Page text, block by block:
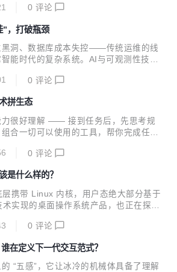
著降本。从运维经济学出发，将评估...
高度自治的运维阶段是一个或近或远的
明显的进步。整体而言，Flashcat在可
为人和AI解决两个问题： 如何让人和AI
如何让人和AI无障碍的读取你的观测数
测性智能化愿景：Flashcat的方法、实
0 评论
”，打破瓶颈
黑洞、数据库成本失控——传统运维的线
能时代的复杂系统。AI与可观测性技术
。 【OSC源创会】本期聚焦AI运维核
、数据库成本优化，以及智能分析引擎
：https://www.oschina.net/event/8596
14:00 至 17:30 地点：北京 海淀 中
维领域正经历从...
0 评论
拼生态
力很好理解 —— 接到任务后，先思考规
合一切可以使用的工具，帮你完成任
0 评论
是什么样的？
携带 Linux 内核，用户态绝大部分基于
实现的桌面操作系统产品，也正在探索
0 评论
在定义下一代交互范式？
“五感”，它让冰冷的机械体具备了理解